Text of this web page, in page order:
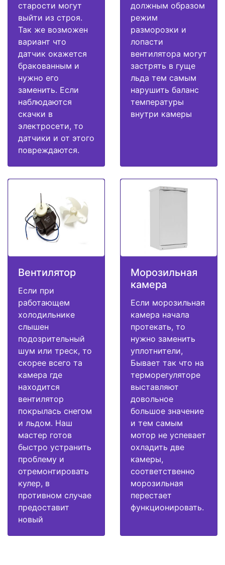
старости могут
выйти из строя.
Так же возможен
вариант что
датчик окажется
бракованным и
нужно его
заменить. Если
наблюдаются
скачки в
электросети, то
датчики и от этого
повреждаются.
должным образом
режим
разморозки и
лопасти
вентилятора могут
застрять в гуще
льда тем самым
нарушить баланс
температуры
внутри камеры
Вентилятор
Если при
работающем
холодильнике
слышен
подозрительный
шум или треск, то
скорее всего та
камера где
находится
вентилятор
покрылась снегом
и льдом. Наш
мастер готов
быстро устранить
проблему и
отремонтировать
кулер, в
противном случае
предоставит
новый
Морозильная
камера
Если морозильная
камера начала
протекать, то
нужно заменить
уплотнители,
Бывает так что на
терморегуляторе
выставляют
довольное
большое значение
и тем самым
мотор не успевает
охладить две
камеры,
соответственно
морозильная
перестает
функционировать.